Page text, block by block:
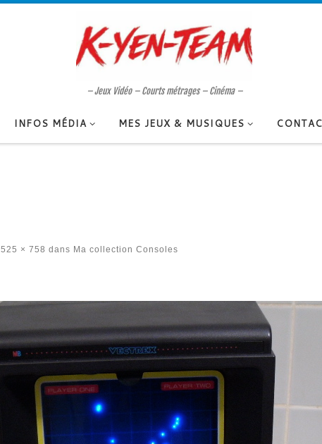
– Jeux Vidéo – Courts métrages – Cinéma –
INFOS MÉDIA MES JEUX & MUSIQUES
525 × 758 dans Ma collection Consoles